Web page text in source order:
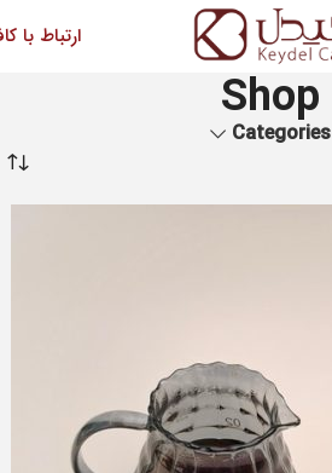
ارتباط با
Shop
Categories